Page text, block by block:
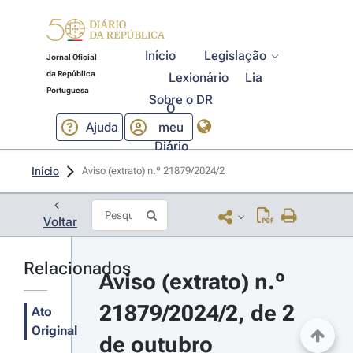
Jornal Oficial
da República
Portuguesa
Início
Legislação
Lexionário
Lia
Sobre o DR
Ajuda
O
meu
Diário
Início Aviso (extrato) n.º 21879/2024/2
Voltar
Relacionados
Ato
Original
Aviso (extrato) n.º
21879/2024/2, de 2
de outubro